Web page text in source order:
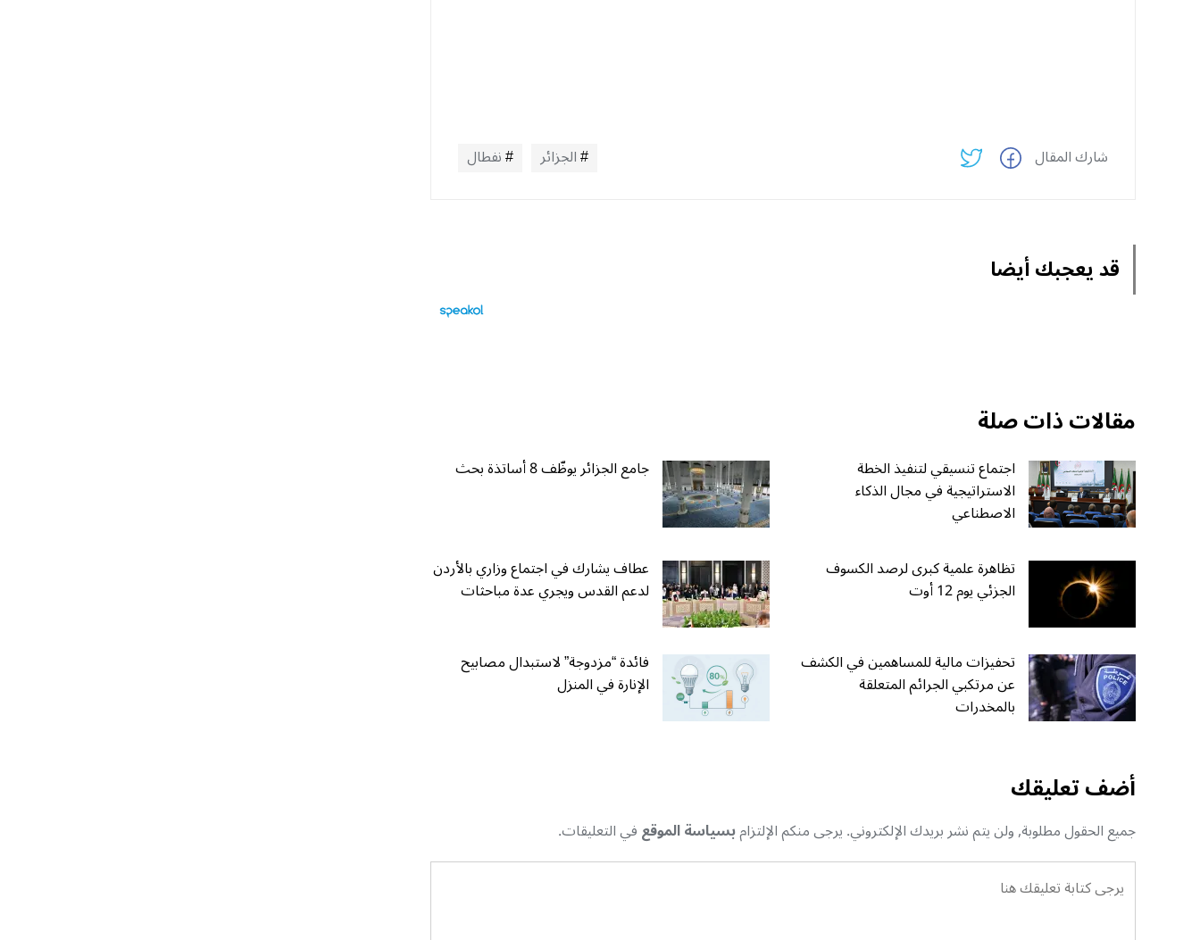
شارك المقال الجزائر نفطال
قد يعجبك أيضا
مقالات ذات صلة
اجتماع تنسيقي لتنفيذ الخطة
الاستراتيجية في مجال الذكاء
الاصطناعي
جامع الجزائر يوظّف 8 أساتذة بحث
تظاهرة علمية كبرى لرصد الكسوف
الجزئي يوم 12 أوت
عطاف يشارك في اجتماع وزاري بالأردن
لدعم القدس ويجري عدة مباحثات
تحفيزات مالية للمساهمين في الكشف
عن مرتكبي الجرائم المتعلقة
بالمخدرات
فائدة “مزدوجة” لاستبدال مصابيح
الإنارة في المنزل
أضف تعليقك
جميع الحقول مطلوبة, ولن يتم نشر بريدك الإلكتروني. يرجى منكم الإلتزامبسياسة الموقعفي التعليقات.